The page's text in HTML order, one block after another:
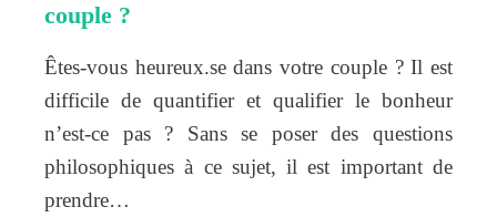
couple ?
Êtes-vous heureux.se dans votre couple ? Il est
difficile de quantifier et qualifier le bonheur
n’est-ce pas ? Sans se poser des questions
philosophiques à ce sujet, il est important de
prendre…